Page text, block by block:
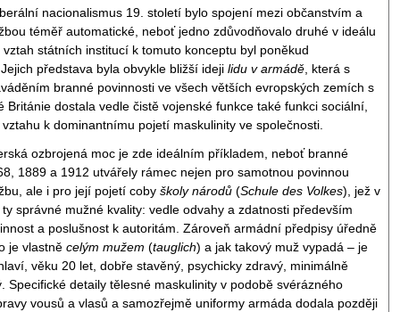
nacionalismus 19. století bylo spojení mezi občanstvím a
téměř automatické, neboť jedno zdůvodňovalo druhé v ideálu
vztah státních institucí k tomuto konceptu byl poněkud
představa byla obvykle bližší ideji lidu v armádě, která s
branné povinnosti ve všech větších evropských zemích s
Británie dostala vedle čistě vojenské funkce také funkci sociální,
k dominantnímu pojetí maskulinity ve společnosti.
ozbrojená moc je zde ideálním příkladem, neboť branné
1889 a 1912 utvářely rámec nejen pro samotnou povinnou
ale i pro její pojetí coby školy národů (Schule des Volkes), jež v
správné mužné kvality: vedle odvahy a zdatnosti především
a poslušnost k autoritám. Zároveň armádní předpisy úředně
je vlastně celým mužem (tauglich) a jak takový muž vypadá – je
věku 20 let, dobře stavěný, psychicky zdravý, minimálně
Specifické detaily tělesné maskulinity v podobě svérázného
vousů a vlasů a samozřejmě uniformy armáda dodala později